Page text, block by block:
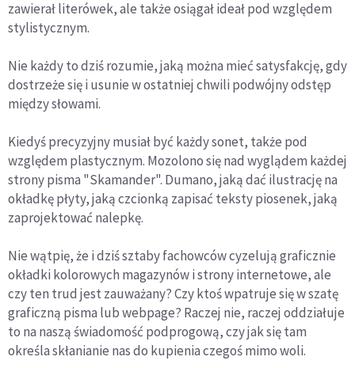
zawierał literówek, ale także osiągał ideał pod względem
stylistycznym.
Nie każdy to dziś rozumie, jaką można mieć satysfakcję, gdy
dostrzeże się i usunie w ostatniej chwili podwójny odstęp
między słowami.
Kiedyś precyzyjny musiał być każdy sonet, także pod
względem plastycznym. Mozolono się nad wyglądem każdej
strony pisma "Skamander". Dumano, jaką dać ilustrację na
okładkę płyty, jaką czcionką zapisać teksty piosenek, jaką
zaprojektować nalepkę.
Nie wątpię, że i dziś sztaby fachowców cyzelują graficznie
okładki kolorowych magazynów i strony internetowe, ale
czy ten trud jest zauważany? Czy ktoś wpatruje się w szatę
graficzną pisma lub webpage? Raczej nie, raczej oddziałuje
to na naszą świadomość podprogową, czy jak się tam
określa skłanianie nas do kupienia czegoś mimo woli.